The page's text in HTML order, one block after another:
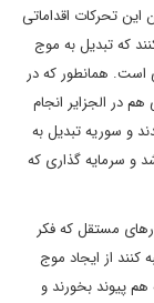
این تحرکات اقداماتی
که تبدیل به موج
است. همانطور که در
هم در الجزایر انجام
و سوریه تبدیل به
و سرمایه گذاری که
مستقل که فکر
کنند از ایجاد موج
پیوند بخورند و